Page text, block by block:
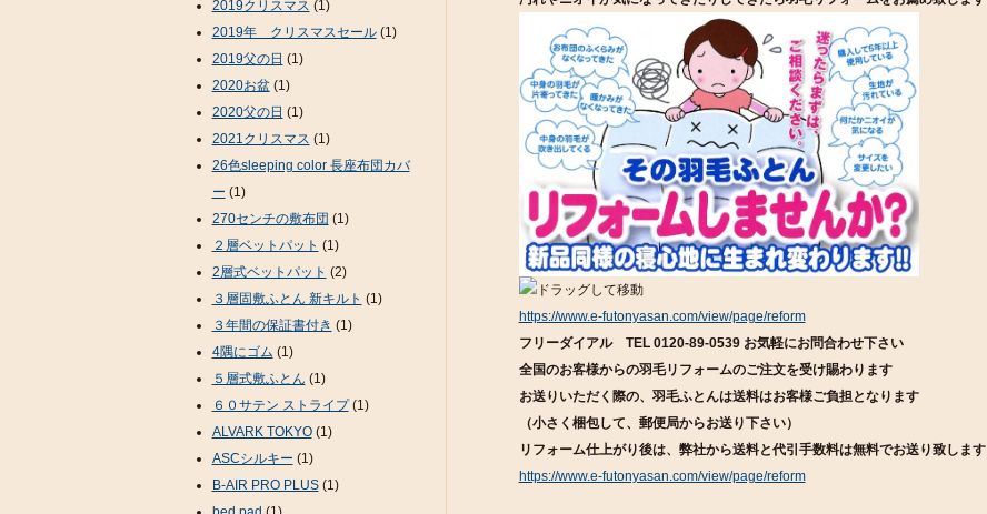
https://www.e-futonyasan.com/view/page/reform
フリーダイアル TEL 0120-89-0539 お気軽にお問合わせ下さい
全国のお客様からの羽毛リフォームのご注文を受け賜わります
お送りいただく際の、羽毛ふとんは送料はお客様ご負担となります
（小さく梱包して、郵便局からお送り下さい）
リフォーム仕上がり後は、弊社から送料と代引手数料は無料でお送り致します
https://www.e-futonyasan.com/view/page/reform
2019クリスマス (1)
2019年 クリスマスセール(1)
2019父の日 (1)
2020お盆(1)
2020父の日 (1)
2021クリスマス (1)
26色sleeping color 長座布団カバ
ー (1)
270センチの敷布団 (1)
２層ベットパット (1)
2層式ベットパット (2)
３層固敷ふとん 新キルト (1)
３年間の保証書付き (1)
4隅にゴム (1)
５層式敷ふとん (1)
６０サテン ストライプ(1)
ALVARK TOKYO(1)
ASCシルキー (1)
B-AIR PRO PLUS(1)